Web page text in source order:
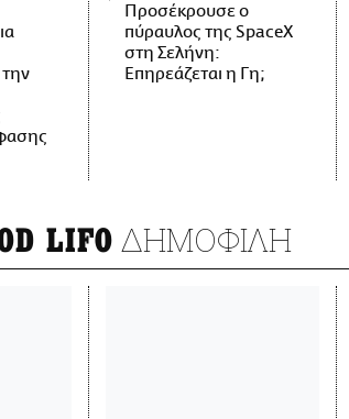
την
Προσέκρουσε ο
πύραυλος της SpaceX
στη Σελήνη:
Επηρεάζεται η Γη;
LIFO ΔΗΜΟΦΙΛΗ